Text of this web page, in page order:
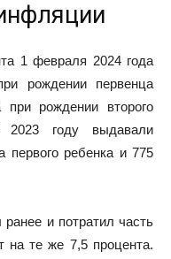
1 февраля 2024 года
рождении первенца
рождении второго
году выдавали
первого ребенка и 775
и потратил часть
на те же 7,5 процента.